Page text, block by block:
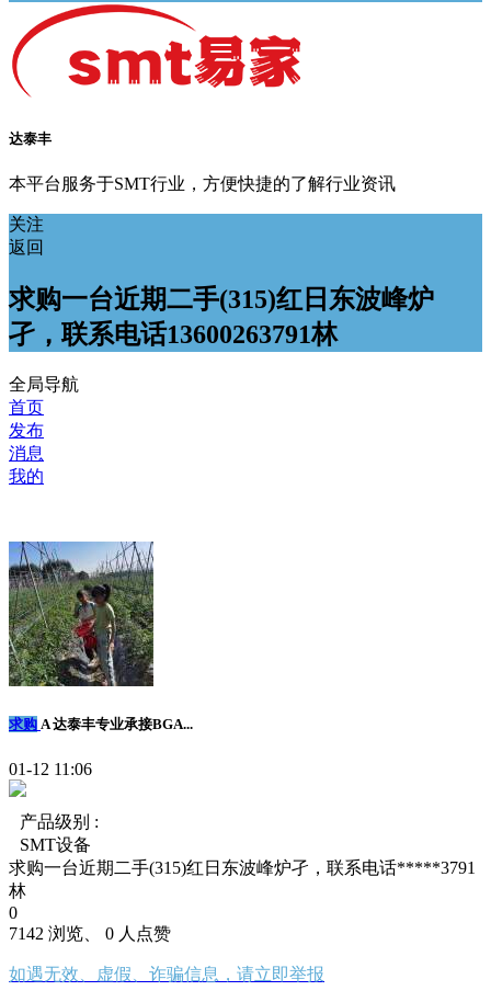
达泰丰
本平台服务于SMT行业，方便快捷的了解行业资讯
关注
返回
求购一台近期二手(315)红日东波峰炉
孑，联系电话13600263791林
全局导航
首页
发布
消息
我的
求购 A 达泰丰专业承接BGA...
01-12 11:06
产品级别 :
SMT设备
求购一台近期二手(315)红日东波峰炉孑，联系电话*****3791
林
0
7142 浏览、 0 人点赞
如遇无效、虚假、诈骗信息，请立即举报